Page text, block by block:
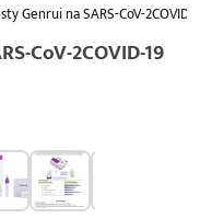
Genrui na SARS-CoV-
CoV-2COVID-19